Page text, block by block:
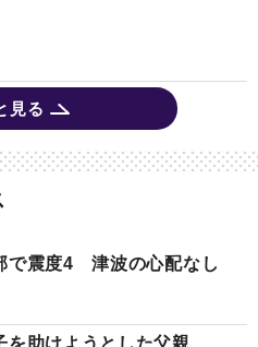
見る
で震度4 津波の心配なし